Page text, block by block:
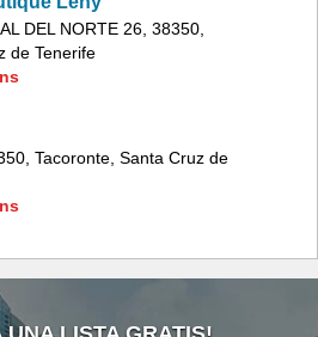
DEL NORTE 26, 38350,
de Tenerife
Tacoronte, Santa Cruz de